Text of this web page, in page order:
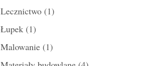
Lecznictwo (1)
Łupek (1)
Malowanie (1)